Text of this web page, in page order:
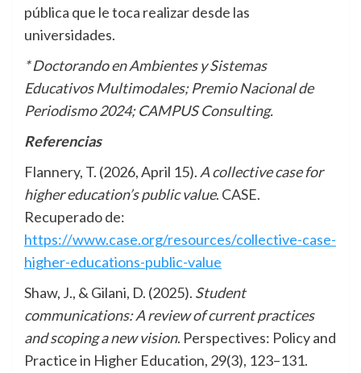
pública que le toca realizar desde las
universidades.
* Doctorando en Ambientes y Sistemas
Educativos Multimodales; Premio Nacional de
Periodismo 2024; CAMPUS Consulting.
Referencias
Flannery, T. (2026, April 15).A collective case for
higher education’s public value. CASE.
Recuperado de:
https://www.case.org/resources/collective-case-
higher-educations-public-value
Shaw, J., & Gilani, D. (2025). Student
communications: A review of current practices
and scoping a new vision. Perspectives: Policy and
Practice in Higher Education, 29(3), 123–131.